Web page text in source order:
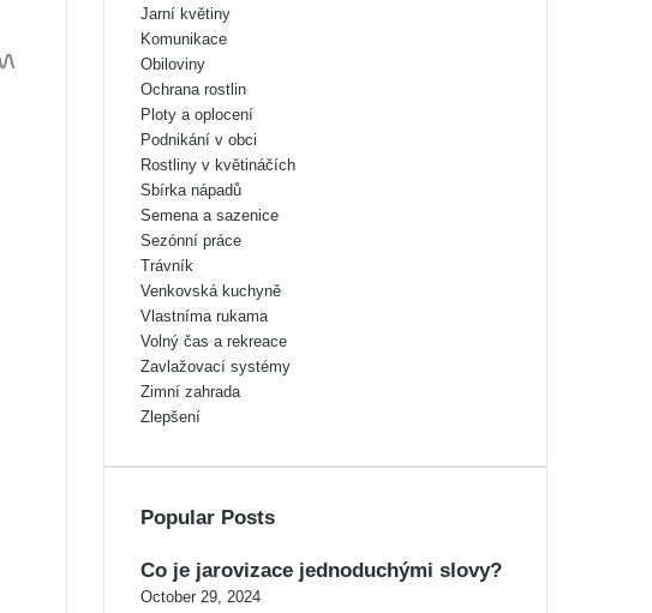
Jarní květiny
Komunikace
Obiloviny
Ochrana rostlin
Ploty a oplocení
Podnikání v obci
Rostliny v květináčích
Sbírka nápadů
Semena a sazenice
Sezónní práce
Trávník
Venkovská kuchyně
Vlastníma rukama
Volný čas a rekreace
Zavlažovací systémy
Zimní zahrada
Zlepšení
Popular Posts
Co je jarovizace jednoduchými slovy?
October 29, 2024